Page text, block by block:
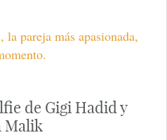
pareja más apasionada,
de Gigi Hadid y
Malik